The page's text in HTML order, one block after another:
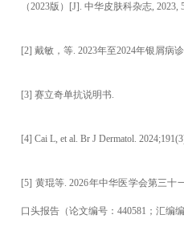
（2023版）[J]. 中华皮肤科杂志, 2023,
[2] 戴敏，等. 2023年至2024年银屑病
[3] 赛立奇单抗说明书.
[4] Cai L, et al. Br J Dermatol.
[5] 黄琨等. 2026年中华医学会第三十
口头报告（论文编号：440581；汇编